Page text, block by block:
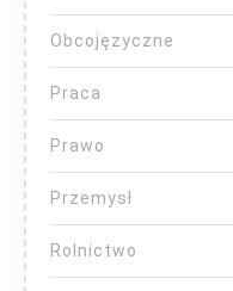
Obcojęzyczne
Praca
Prawo
Przemysł
Rolnictwo